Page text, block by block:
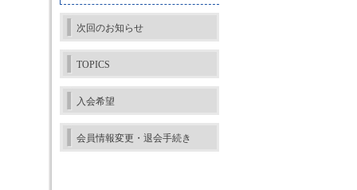
次回のお知らせ
TOPICS
入会希望
会員情報変更・退会手続き